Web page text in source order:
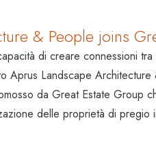
& People joins
di creare connessioni
Aprus Landscape
da Great Estate Group
delle proprietà di pregio